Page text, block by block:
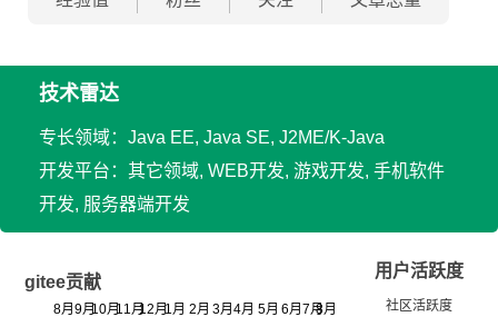
技术雷达
专长领域：Java EE, Java SE, J2ME/K-Java
开发平台：其它领域, WEB开发, 游戏开发, 手机软件
开发, 服务器端开发
gitee贡献
用户活跃度